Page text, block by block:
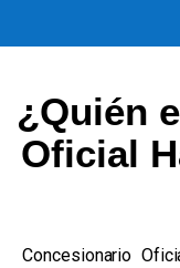
¿Quién
Oficial
Concesionario